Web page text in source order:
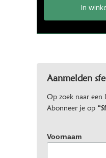
In
Aanmelden
Op zoek naar een
Abonneer je op
Voornaam